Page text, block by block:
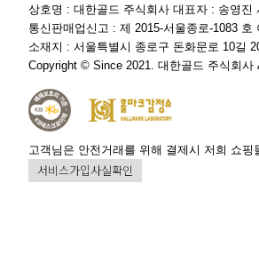
상호명 : 대한골드 주식회사 대표자 : 송영진
통신판매업신고 : 제 2015-서울종로-1083 호
소재지 : 서울특별시 종로구 돈화문로 10길
Copyright © Since 2021. 대한골드 주식회사
고객님은 안전거래를 위해 결제시 저희 쇼
서비스가입사실확인